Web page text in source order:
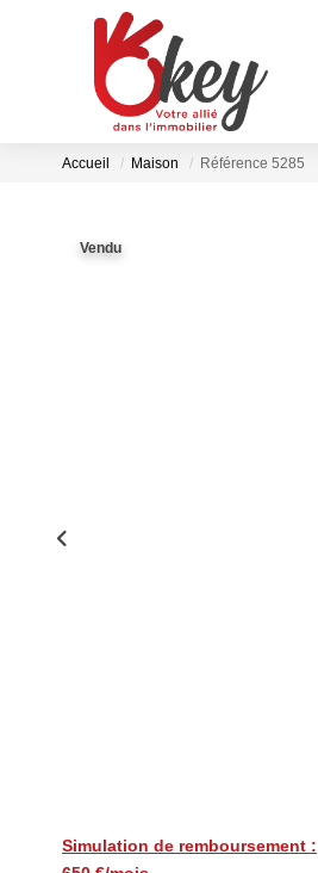
Accueil Maison Référence 5285
Vendu
Simulation de remboursement :